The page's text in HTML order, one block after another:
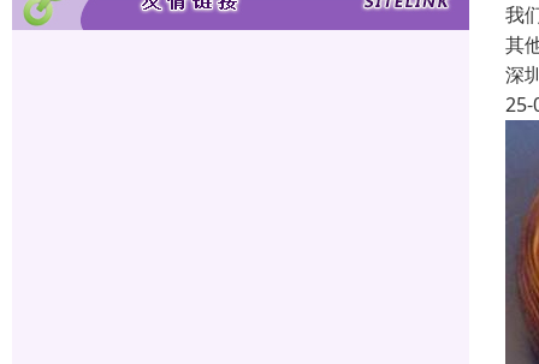
我
其
深
25-